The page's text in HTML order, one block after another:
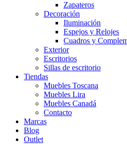
Zapateros
Decoración
Iluminación
Espejos y Relojes
Cuadros y
Exterior
Escritorios
Sillas de escritorio
Tiendas
Muebles Toscana
Muebles Lira
Muebles Canadá
Contacto
Marcas
Blog
Outlet